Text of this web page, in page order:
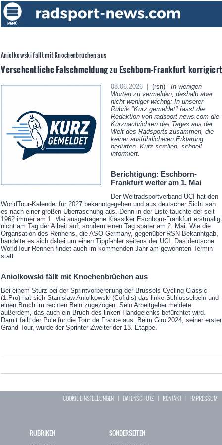
Aniolkowski fällt mit Knochenbrüchen aus
Versehentliche Falschmeldung zu Eschborn-Frankfurt korrigiert
08.06.2026 | (rsn) - In wenigen
Worten zu vermelden, deshalb aber
nicht weniger wichtig: In unserer
Rubrik "Kurz gemeldet" fasst die
Redaktion von radsport-news.com die
Kurznachrichten des Tages aus der
Welt des Radsports zusammen, die
keiner ausführlicheren Erklärung
bedürfen. Kurz scrollen, schnell
informiert.
Berichtigung: Eschborn-
Frankfurt weiter am 1. Mai
Der Weltradsportverband UCI hat den
WorldTour-Kalender für 2027 bekanntgegeben und aus deutscher Sicht sah
es nach einer großen Überraschung aus. Denn in der Liste tauchte der seit
1962 immer am 1. Mai ausgetragene Klassiker Eschborn-Frankfurt erstmalig
nicht am Tag der Arbeit auf, sondern einen Tag später am 2. Mai. Wie die
Organsation des Rennens, die ASO Germany, gegenüber RSN Bekanntgab,
handelte es sich dabei um einen Tippfehler seitens der UCI. Das deutsche
WorldTour-Rennen findet auch im kommenden Jahr am gewohnten Termin
statt.
Aniolkowski fällt mit Knochenbrüchen aus
Bei einem Sturz bei der Sprintvorbereitung der Brussels Cycling Classic
(1.Pro) hat sich Stanislaw Aniolkowski (Cofidis) das linke Schlüsselbein und
einen Bruch im rechten Bein zugezogen. Sein Arbeitgeber meldete
außerdem, das auch ein Bruch des linken Handgelenks befürchtet wird.
Damit fällt der Pole für die Tour de France aus. Beim Giro 2024, seiner
Grand Tour, wurde der Sprinter Zweiter der 13. Etappe.
COOKIE EINSTELLUNGEN | DATENSCHUTZ | KONTAKT| IMPRESSUM
RUBRIKEN SONDERSEITEN